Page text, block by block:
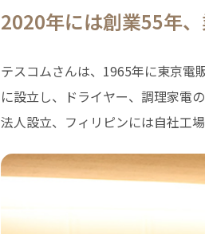
2020年には創業55年
テスコムさんは、1965年に東京電
に設立し、ドライヤー、調理家電
法人設立、フィリピンには自社工場